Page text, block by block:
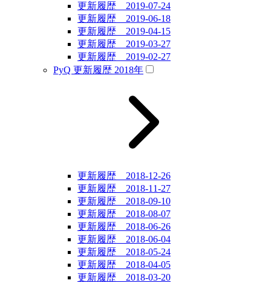
更新履歴 2019-07-24
更新履歴 2019-06-18
更新履歴 2019-04-15
更新履歴 2019-03-27
更新履歴 2019-02-27
PyQ 更新履歴 2018年
更新履歴 2018-12-26
更新履歴 2018-11-27
更新履歴 2018-09-10
更新履歴 2018-08-07
更新履歴 2018-06-26
更新履歴 2018-06-04
更新履歴 2018-05-24
更新履歴 2018-04-05
更新履歴 2018-03-20